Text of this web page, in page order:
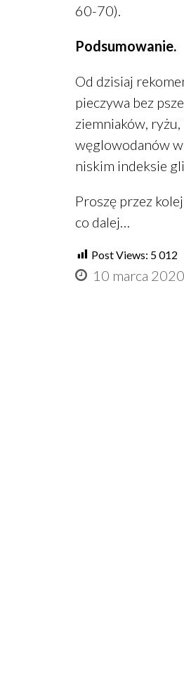
60-70).
Podsumowanie.
Od dzisiaj
pieczywa bez
ziemniaków,
węglowodanów
niskim indeksie
Proszę przez
co dalej…
Post Views: 5 012
10 marca 2020